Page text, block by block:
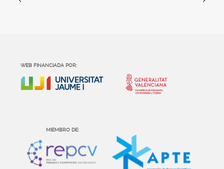
WEB FINANCIADA POR:
MIEMBRO DE: